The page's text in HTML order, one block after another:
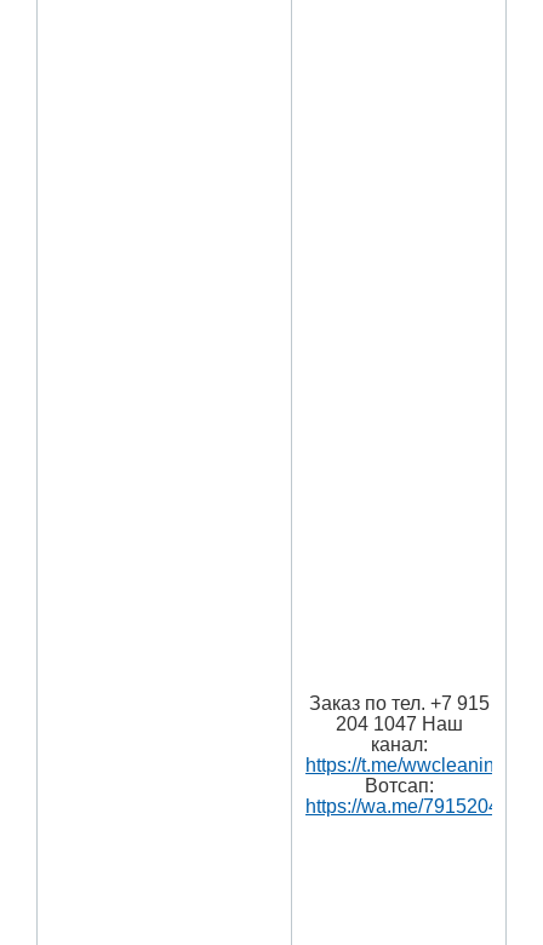
Заказ по тел. +7 915
204 1047 Наш
канал:
https://t.me/wwcleaning
Вотсап:
https://wa.me/79152041047